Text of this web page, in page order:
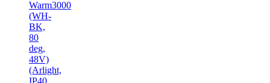
Warm3000
(WH-
BK,
80
deg,
48V)
(Arlight,
IP40